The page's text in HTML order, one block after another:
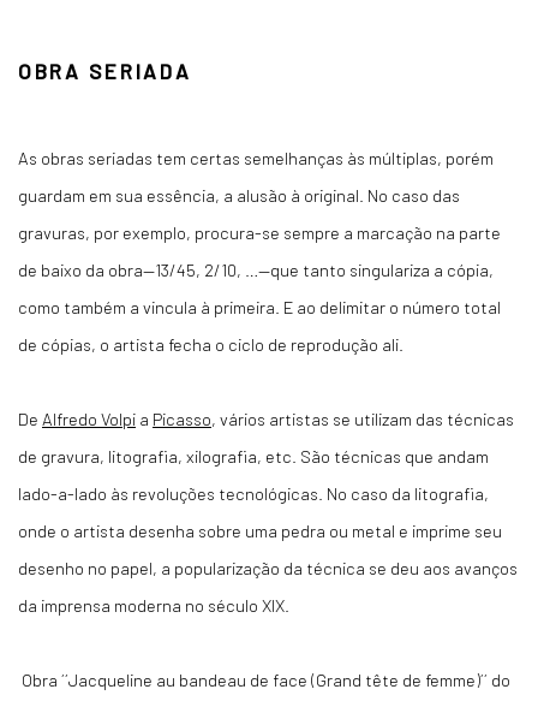
OBRA SERIADA
As obras seriadas tem certas semelhanças às múltiplas, porém
guardam em sua essência, a alusão à original. No caso das
gravuras, por exemplo, procura-se sempre a marcação na parte
de baixo da obra—13/45, 2/10, …—que tanto singulariza a cópia,
como também a vincula à primeira. E ao delimitar o número total
de cópias, o artista fecha o ciclo de reprodução ali.
De Alfredo Volpi a Picasso, vários artistas se utilizam das técnicas
de gravura, litografia, xilografia, etc. São técnicas que andam
lado-a-lado às revoluções tecnológicas. No caso da litografia,
onde o artista desenha sobre uma pedra ou metal e imprime seu
desenho no papel, a popularização da técnica se deu aos avanços
da imprensa moderna no século XIX.
Obra ´´Jacqueline au bandeau de face (Grand tête de femme)´´ do